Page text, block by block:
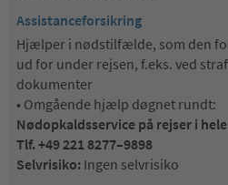
Assistanceforsikring
Hjælper i nødstilfælde, som den
ud for under rejsen, f.eks. ved
dokumenter
• Omgående hjælp døgnet rundt:
Nødopkaldsservice på rejser i
Tlf. +49 221 8277–9898
Selvrisiko: Ingen selvrisiko